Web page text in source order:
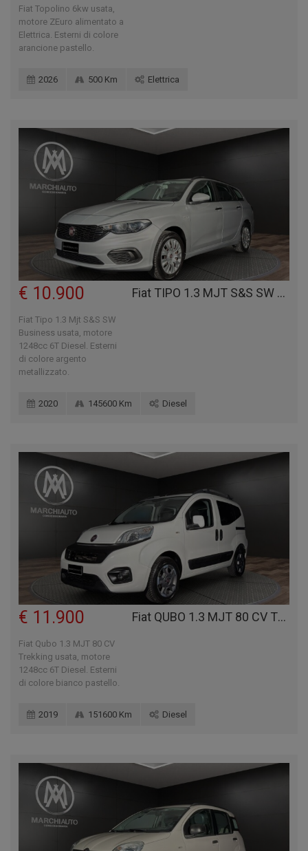
Fiat Topolino 6kw usata,
motore ZEuro alimentato a
Elettrica. Esterni di colore
arancione pastello.
2026 500 Km Elettrica
Fiat TIPO 1.3 MJT S&S SW BUSINESS
€ 10.900
Fiat Tipo 1.3 Mjt S&S SW
Business usata, motore
1248cc 6T Diesel. Esterni
di colore argento
metallizzato.
2020 145600 Km Diesel
Fiat QUBO 1.3 MJT 80 CV TREKKING
€ 11.900
Fiat Qubo 1.3 MJT 80 CV
Trekking usata, motore
1248cc 6T Diesel. Esterni
di colore bianco pastello.
2019 151600 Km Diesel